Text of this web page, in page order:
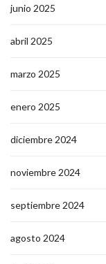
junio 2025
abril 2025
marzo 2025
enero 2025
diciembre 2024
noviembre 2024
septiembre 2024
agosto 2024